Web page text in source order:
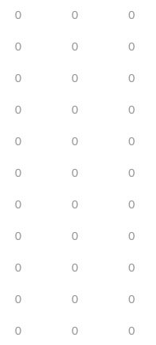
0 0 0
0 0 0
0 0 0
0 0 0
0 0 0
0 0 0
0 0 0
0 0 0
0 0 0
0 0 0
0 0 0